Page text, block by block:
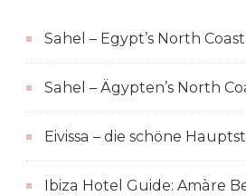
Sahel – Egypt’s North
Sahel – Ägypten’s North
Eivissa – die schöne
Ibiza Hotel Guide: Amàre